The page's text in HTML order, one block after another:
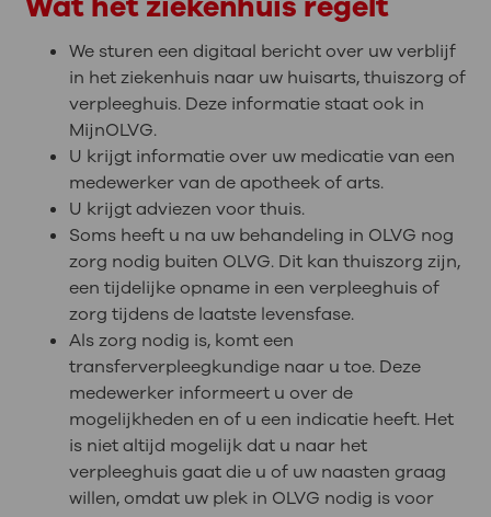
We sturen een digitaal bericht over uw verblijf
in het ziekenhuis naar uw huisarts, thuiszorg of
verpleeghuis. Deze informatie staat ook in
MijnOLVG.
U krijgt informatie over uw medicatie van een
medewerker van de apotheek of arts.
U krijgt adviezen voor thuis.
Soms heeft u na uw behandeling in OLVG nog
zorg nodig buiten OLVG. Dit kan thuiszorg zijn,
een tijdelijke opname in een verpleeghuis of
zorg tijdens de laatste levensfase.
Als zorg nodig is, komt een
transferverpleegkundige naar u toe. Deze
medewerker informeert u over de
mogelijkheden en of u een indicatie heeft. Het
is niet altijd mogelijk dat u naar het
verpleeghuis gaat die u of uw naasten graag
willen, omdat uw plek in OLVG nodig is voor